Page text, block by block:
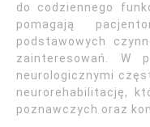
do codziennego
pomagają
podstawowych
zainteresowań. W
neurologicznymi
neurorehabilitację,
poznawczych oraz